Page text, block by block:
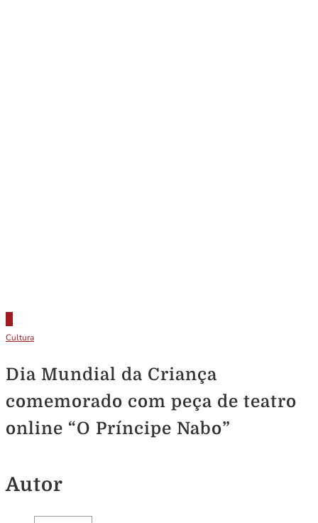
Cultura
Dia Mundial da Criança
comemorado com peça de teatro
online “O Príncipe Nabo”
Autor